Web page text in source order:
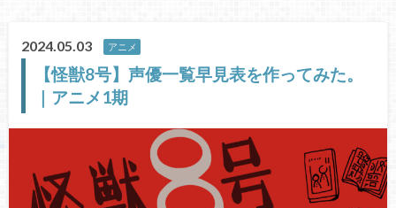
2024.05.03 アニメ
【怪獣8号】声優一覧早見表を作ってみた。
｜アニメ1期